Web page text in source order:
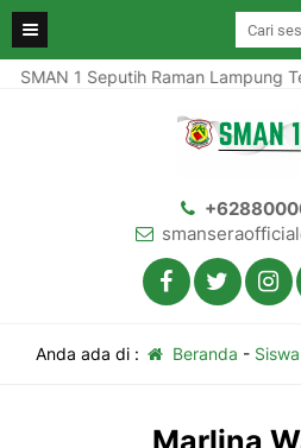
SMAN 1 Seputih Raman Lampung
Anda ada di : Beranda - Siswa
Marlina